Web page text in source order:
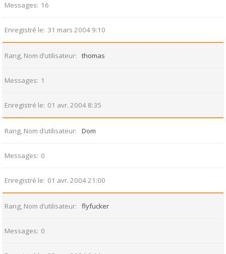
Messages 16
Enregistré le 31 mars 2004 9:10
Rang, Nom d’utilisateur thomas
Messages 1
Enregistré le 01 avr. 2004 8:35
Rang, Nom d’utilisateur Dom
Messages 0
Enregistré le 01 avr. 2004 21:00
Rang, Nom d’utilisateur flyfucker
Messages 0